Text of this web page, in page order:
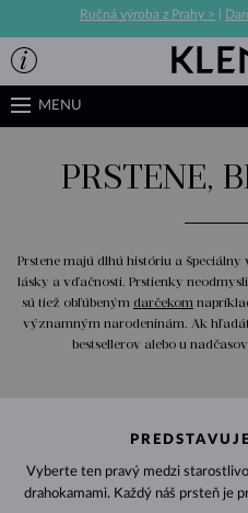
Ručná výroba z Prahy >
MENU
PRSTENE,
Prstene majú dlhú históriu a
lásky a vďačnosti. Prstienky
sú tiež obľúbeným darčekom
významným narodeninám. Ak
bestsellerov alebo u
Vyberte ten pravý medzi
drahokamami. Každý náš prsteň je